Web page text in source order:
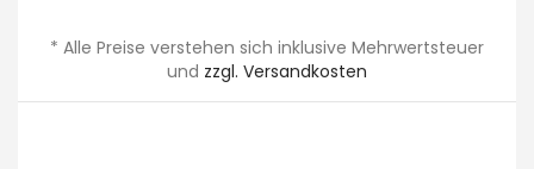
* Alle Preise verstehen sich inklusive Mehrwertsteuer
und zzgl. Versandkosten